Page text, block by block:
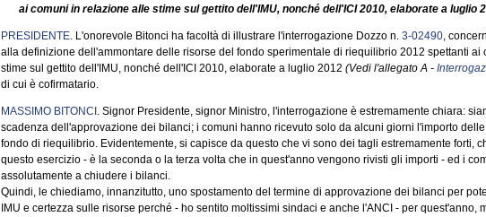
ai comuni in relazione alle stime sul gettito dell'IMU, nonché dell'ICI 2010, elaborate a luglio
PRESIDENTE. L'onorevole Bitonci ha facoltà di illustrare l'interrogazione Dozzo n. 3-02490,
alla definizione dell'ammontare delle risorse del fondo sperimentale di riequilibrio 2012 spettanti ai
stime sul gettito dell'IMU, nonché dell'ICI 2010, elaborate a luglio 2012 (Vedi l'allegato A -
di cui è cofirmatario.
MASSIMO BITONCI . Signor Presidente, signor Ministro, l'interrogazione è estremamente chiara:
scadenza dell'approvazione dei bilanci; i comuni hanno ricevuto solo da alcuni giorni l'importo delle
fondo di riequilibrio. Evidentemente, si capisce da questo che vi sono dei tagli estremamente forti,
questo esercizio - è la seconda o la terza volta che in quest'anno vengono rivisti gli importi - ed i
assolutamente a chiudere i bilanci.
Quindi, le chiediamo, innanzitutto, uno spostamento del termine di approvazione dei bilanci per
IMU e certezza sulle risorse perché - ho sentito moltissimi sindaci e anche l'ANCI - per quest'anno,